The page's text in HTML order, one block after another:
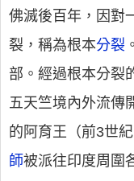
佛滅後百年，因對
裂，稱為根本分裂
部。經過根本分裂
五天竺境內外流傳
的阿育王（前3世
師被派往印度周圍